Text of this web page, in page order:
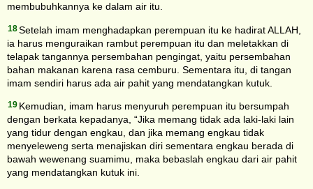
membubuhkannya ke dalam air itu.
18Setelah imam menghadapkan perempuan itu ke hadirat ALLAH,
ia harus menguraikan rambut perempuan itu dan meletakkan di
telapak tangannya persembahan pengingat, yaitu persembahan
bahan makanan karena rasa cemburu. Sementara itu, di tangan
imam sendiri harus ada air pahit yang mendatangkan kutuk.
19 Kemudian, imam harus menyuruh perempuan itu bersumpah
dengan berkata kepadanya, “Jika memang tidak ada laki-laki lain
yang tidur dengan engkau, dan jika memang engkau tidak
menyeleweng serta menajiskan diri sementara engkau berada di
bawah wewenang suamimu, maka bebaslah engkau dari air pahit
yang mendatangkan kutuk ini.